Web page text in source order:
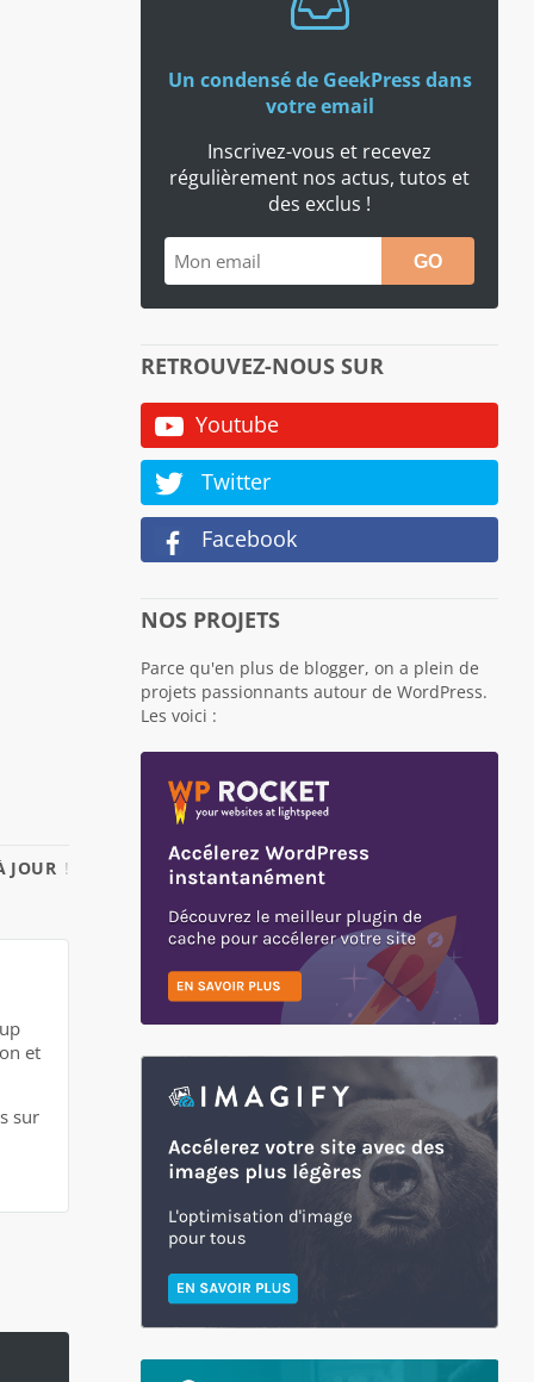
JOUR !
et
sur
Un condensé de GeekPress dans
votre email
Inscrivez-vous et recevez
régulièrement nos actus, tutos et
des exclus !
RETROUVEZ-NOUS SUR
Youtube
Twitter
Facebook
NOS PROJETS
Parce qu'en plus de blogger, on a plein de
projets passionnants autour de WordPress.
Les voici :